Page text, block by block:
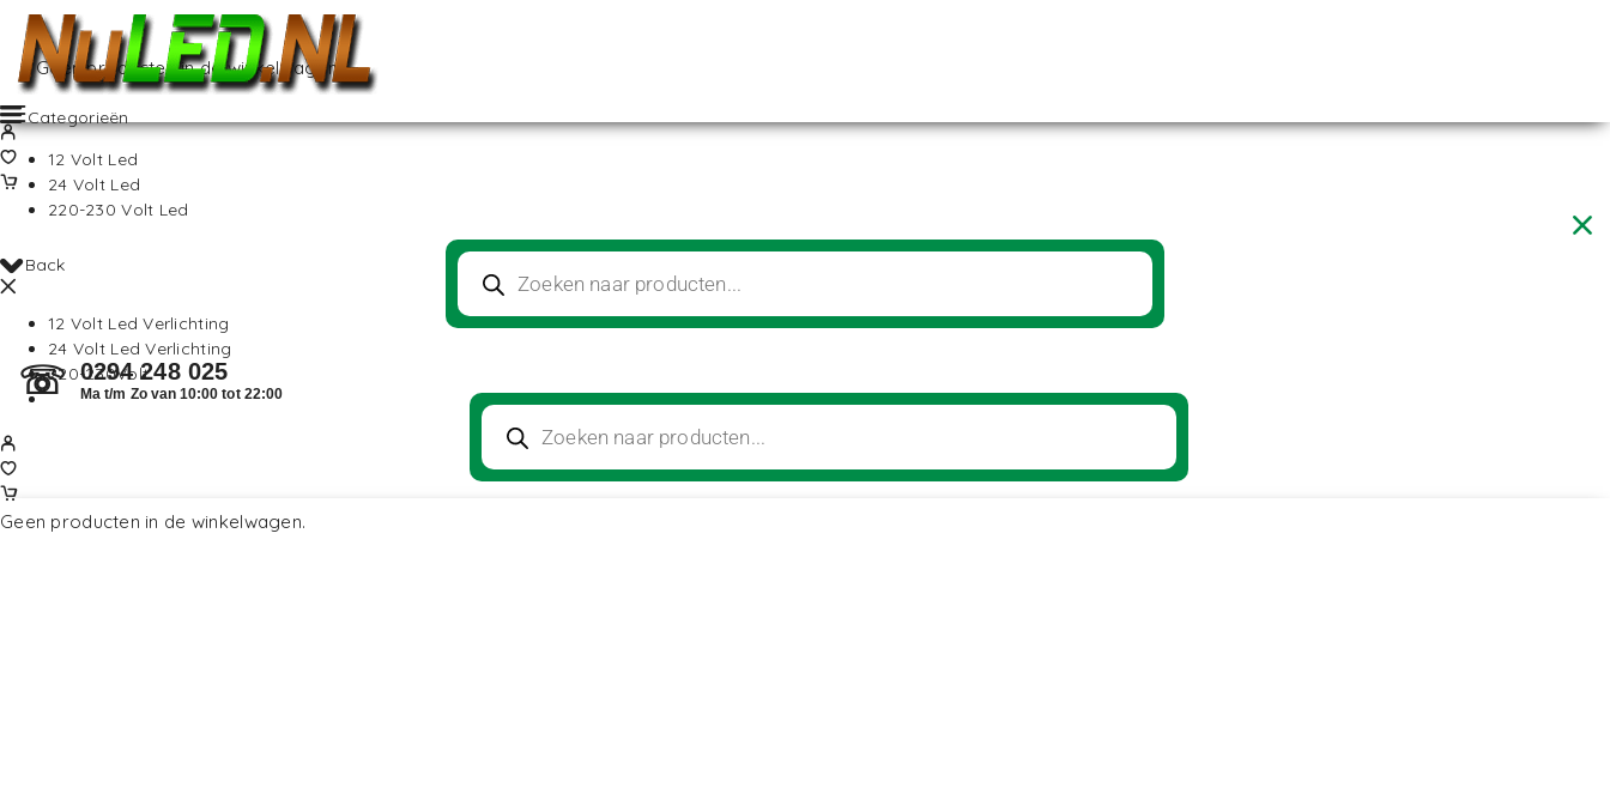
Geen producten in de winkelwagen.
Back
12 Volt Led Verlichting
24 Volt Led Verlichting
220-230Volt
Categorieën
12 Volt Led
24 Volt Led
220-230 Volt Led
☏ 0294 248 025
Ma t/m Zo van 10:00 tot 22:00
Geen producten in de winkelwagen.